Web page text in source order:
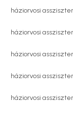
háziorvosi
háziorvosi
háziorvosi
háziorvosi
háziorvosi